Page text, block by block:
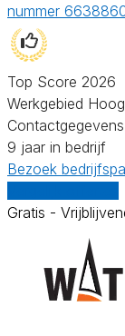
nummer
Top Score 2026
Werkgebied
Contactgegevens
9 jaar in bedrijf
Bezoek
Gratis -